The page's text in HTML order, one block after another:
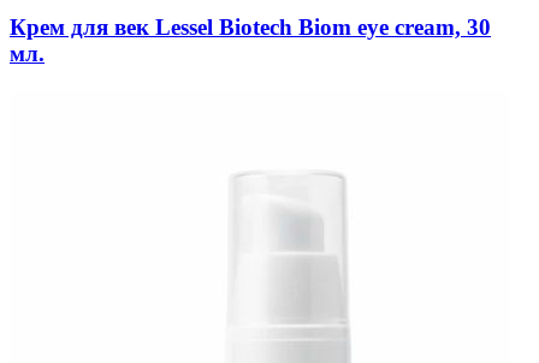
Крем для век Lessel Biotech Biom eye cream, 30
мл.